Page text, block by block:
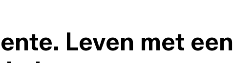
Leven met een